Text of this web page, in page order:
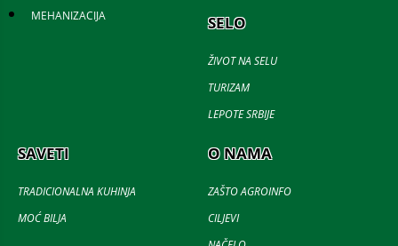
MEHANIZACIJA SELO
ŽIVOT NA SELU
TURIZAM
LEPOTE SRBIJE
SAVETI
TRADICIONALNA KUHINJA
MOĆ BILJA
O NAMA
ZAŠTO AGROINFO
CILJEVI